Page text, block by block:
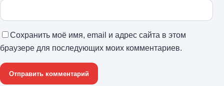
Сохранить моё имя, email и адрес сайта в этом
браузере для последующих моих комментариев.